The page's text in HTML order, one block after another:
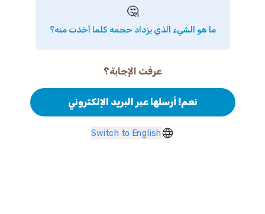
🤔
ما هو الشيء الذي يزداد حجمه كلما أخذت منه؟
عرفت الإجابة؟
نعم! أرسلها عبر البريد الإلكتروني
Switch to English